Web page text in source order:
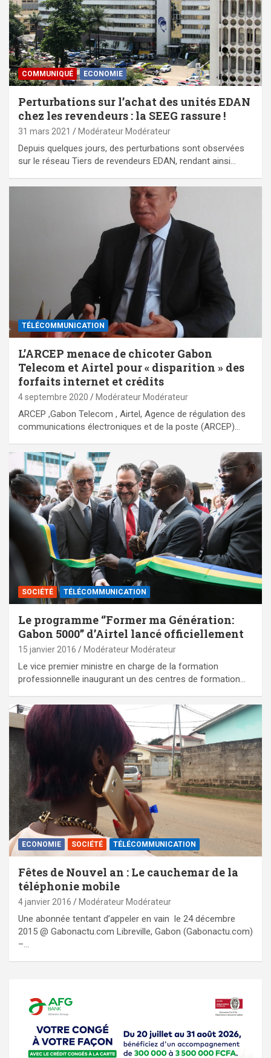
COMMUNIQUÉ ECONOMIE
Perturbations sur l’achat des unités EDAN
chez les revendeurs : la SEEG rassure !
31 mars 2021 Modérateur Modérateur
Depuis quelques jours, des perturbations sont observées
sur le réseau Tiers de revendeurs EDAN, rendant ainsi…
TÉLÉCOMMUNICATION
L’ARCEP menace de chicoter Gabon
Telecom et Airtel pour « disparition » des
forfaits internet et crédits
4 septembre 2020 Modérateur Modérateur
ARCEP ,Gabon Telecom , Airtel, Agence de régulation des
communications électroniques et de la poste (ARCEP)…
SOCIÉTÉ TÉLÉCOMMUNICATION
Le programme ‘’Former ma Génération:
Gabon 5000’’ d’Airtel lancé officiellement
15 janvier 2016 Modérateur Modérateur
Le vice premier ministre en charge de la formation
professionnelle inaugurant un des centres de formation…
ECONOMIE SOCIÉTÉ TÉLÉCOMMUNICATION
Fêtes de Nouvel an : Le cauchemar de la
téléphonie mobile
4 janvier 2016 Modérateur Modérateur
Une abonnée tentant d’appeler en vain le 24 décembre
2015 @ Gabonactu.com Libreville, Gabon (Gabonactu.com)
–…